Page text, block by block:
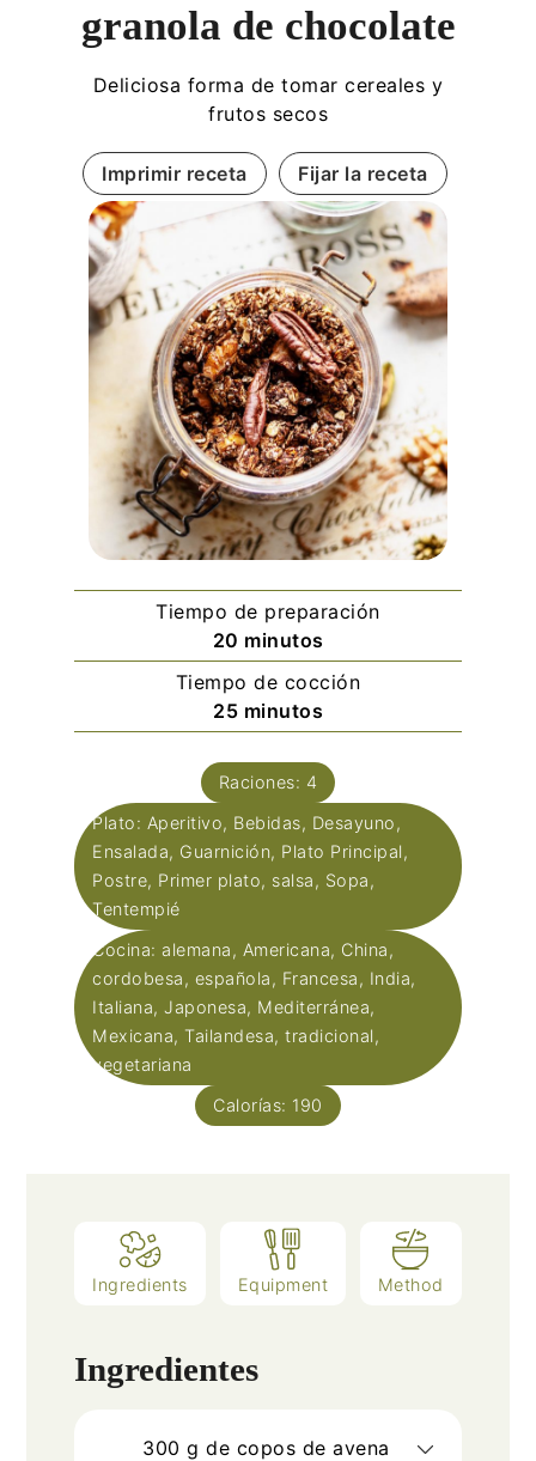
granola de chocolate
Deliciosa forma de tomar cereales y
frutos secos
Imprimir receta Fijar la receta
Tiempo de preparación
20 minutos
minutos
Tiempo de cocción
25minutos
minutos
Raciones: 4
Plato: Aperitivo, Bebidas, Desayuno,
Ensalada, Guarnición, Plato Principal,
Postre, Primer plato, salsa, Sopa,
Tentempié
Cocina: alemana, Americana, China,
cordobesa, española, Francesa, India,
Italiana, Japonesa, Mediterránea,
Mexicana, Tailandesa, tradicional,
vegetariana
Calorías: 190
Ingredients Equipment Method
Ingredientes
300 g de copos de avena